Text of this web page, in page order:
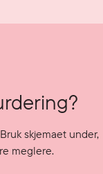
skjemaet under,
meglere.